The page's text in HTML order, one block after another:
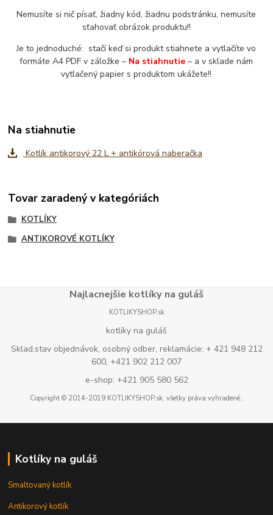
Nemusíte si nič písať, žiadny kód, žiadnu podstránku, nemusíte
sťahovať obrázok produktu!!
Je to jednoduché: stačí keď si produkt stiahnete a vytlačíte vo
formáte A4 PDF v záložke – Na stiahnutie – a v sklade nám
vytlačený papier s produktom ukážete!!
Na stiahnutie
Kotlík antikorový 22 L + antikórová naberačka
Tovar zaradený v kategóriách
KOTLÍKY
ANTIKOROVÉ KOTLÍKY
Najlacnejšie kotlíky na guláš
KOTLIKYSHOP.sk
kotlíky na guláš
Sklad,stav objednávok, osobný odber, reklamácie: + 421 948 212
600, +421 902 212 007
e-shop: +421 905 580 562
Copyright © 2014-2019 KOTLIKYSHOP.sk, všetky práva vyhradené..
Kotlíky na guláš
Smaltovaný kotlík
Antikorový kotlík